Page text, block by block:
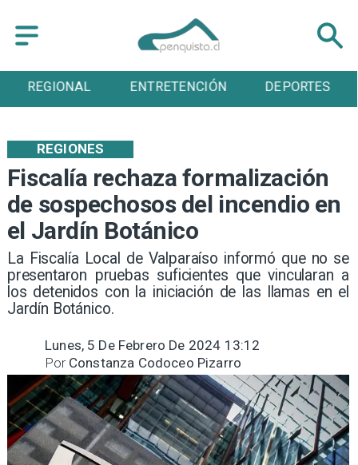
ENTRETENCIÓN DEPORTES
Fiscalía rechaza formalización
de sospechosos del incendio en
el Jardín Botánico
​La Fiscalía Local de Valparaíso informó que no se
presentaron pruebas suficientes que vincularan a
los detenidos con la iniciación de las llamas en el
Jardín Botánico.
REGIONES
Lunes, 5 De Febrero De 2024 13:12
Constanza Codoceo Pizarro
Por